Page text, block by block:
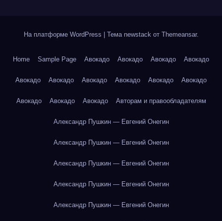
На платформе WordPress | Тема newstack от Themeansar.
Home Sample Page Авокадо Авокадо Авокадо Авокадо
Авокадо Авокадо Авокадо Авокадо Авокадо Авокадо
Авокадо Авокадо Авокадо Авторам и правообладателям
Александр Пушкин — Евгений Онегин
Александр Пушкин — Евгений Онегин
Александр Пушкин — Евгений Онегин
Александр Пушкин — Евгений Онегин
Александр Пушкин — Евгений Онегин